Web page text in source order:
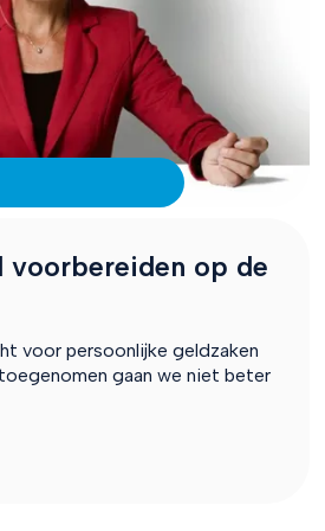
voorbereiden op de
voor persoonlijke geldzaken
gaan we niet beter